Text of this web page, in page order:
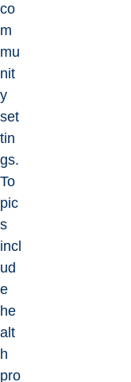
co
m
mu
nit
y
set
tin
gs.
To
pic
s
incl
ud
e
he
alt
h
pro